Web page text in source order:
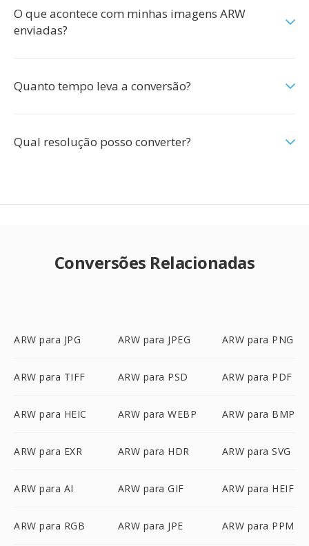
O que acontece com minhas imagens ARW
enviadas?
Quanto tempo leva a conversão?
Qual resolução posso converter?
Conversões Relacionadas
ARW para JPG ARW para JPEG ARW para PNG
ARW para TIFF ARW para PSD ARW para PDF
ARW para HEIC ARW para WEBP ARW para BMP
ARW para EXR ARW para HDR ARW para SVG
ARW para AI ARW para GIF ARW para HEIF
ARW para RGB ARW para JPE ARW para PPM